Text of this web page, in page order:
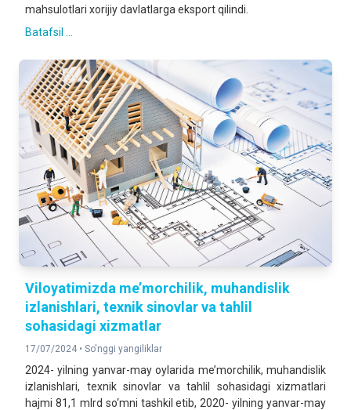
mahsulotlari xorijiy davlatlarga eksport qilindi.
Batafsil ...
Viloyatimizda me’morchilik, muhandislik
izlanishlari, texnik sinovlar va tahlil
sohasidagi xizmatlar
17/07/2024 • So'nggi yangiliklar
2024- yilning yanvar-may oylarida me’morchilik, muhandislik
izlanishlari, texnik sinovlar va tahlil sohasidagi xizmatlari
hajmi 81,1 mlrd so‘mni tashkil etib, 2020- yilning yanvar-may